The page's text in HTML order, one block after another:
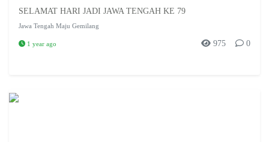
SELAMAT HARI JADI JAWA TENGAH KE 79
Jawa Tengah Maju Gemilang
1 year ago 0
975